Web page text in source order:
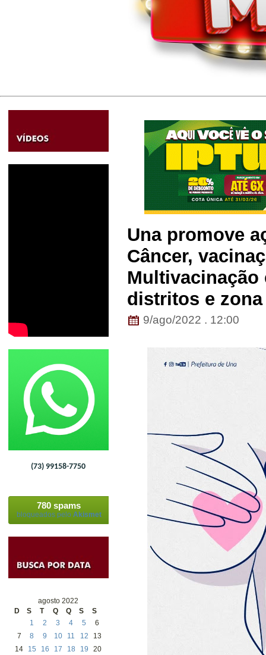
(73) 99158-7750
780 spams
bloqueados pelo Akismet
agosto 2022
D
S T Q Q S
S
1
2 3 4 5
6
7
8 9 10 11 12
13
14
15 16 17 18 19
20
Una promove
Câncer,
distritos e
9/ago/2022 . 12:00